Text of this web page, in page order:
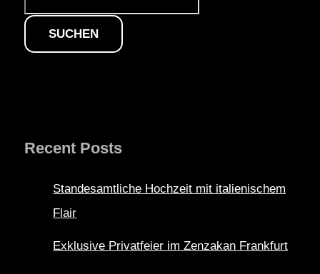
SUCHEN
Recent Posts
Standesamtliche Hochzeit mit italienischem
Flair
Exklusive Privatfeier im Zenzakan Frankfurt